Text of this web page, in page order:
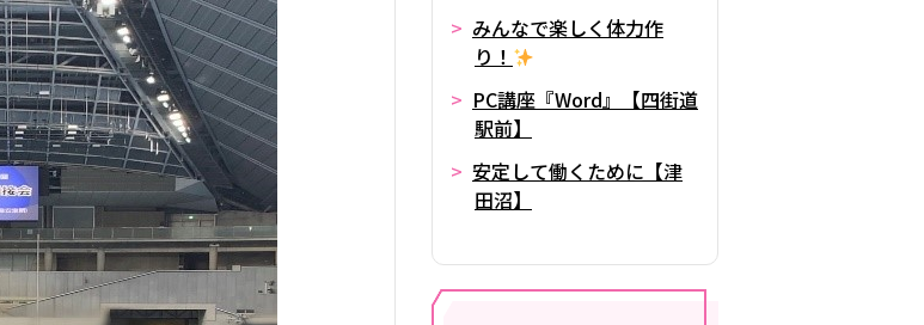
みんなで楽しく体力作
り！
PC講座『Word』【四街道
駅前】
安定して働くために【津
田沼】